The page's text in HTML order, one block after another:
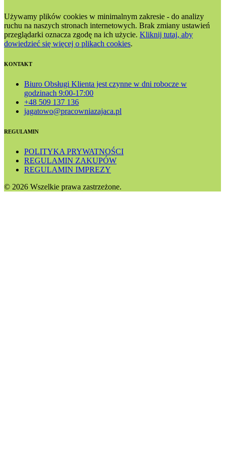
Używamy plików cookies w minimalnym zakresie - do analizy
ruchu na naszych stronach internetowych. Brak zmiany ustawień
przeglądarki oznacza zgodę na ich użycie. Kliknij tutaj, aby
dowiedzieć się więcej o plikach cookies.
KONTAKT
Biuro Obsługi Klienta jest czynne w dni robocze w
godzinach 9:00-17:00
+48 509 137 136
jagatowo@pracowniazajaca.pl
REGULAMIN
POLITYKA PRYWATNOŚCI
REGULAMIN ZAKUPÓW
REGULAMIN IMPREZY
© 2026 Wszelkie prawa zastrzeżone.